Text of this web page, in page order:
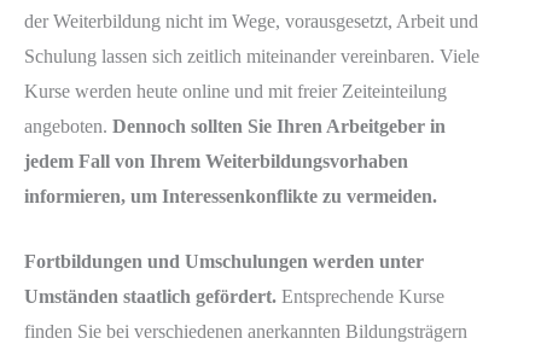
der Weiterbildung nicht im Wege, vorausgesetzt, Arbeit und
Schulung lassen sich zeitlich miteinander vereinbaren. Viele
Kurse werden heute online und mit freier Zeiteinteilung
angeboten. Dennoch sollten Sie Ihren Arbeitgeber in
jedem Fall von Ihrem Weiterbildungsvorhaben
informieren, um Interessenkonflikte zu vermeiden.
Fortbildungen und Umschulungen werden unter
Umständen staatlich gefördert. Entsprechende Kurse
finden Sie bei verschiedenen anerkannten Bildungsträgern